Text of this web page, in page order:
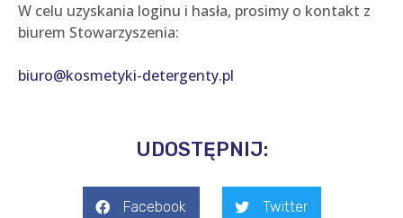
W celu uzyskania loginu i hasła, prosimy o kontakt z
biurem Stowarzyszenia:
biuro@kosmetyki-detergenty.pl
UDOSTĘPNIJ:
Facebook Twitter